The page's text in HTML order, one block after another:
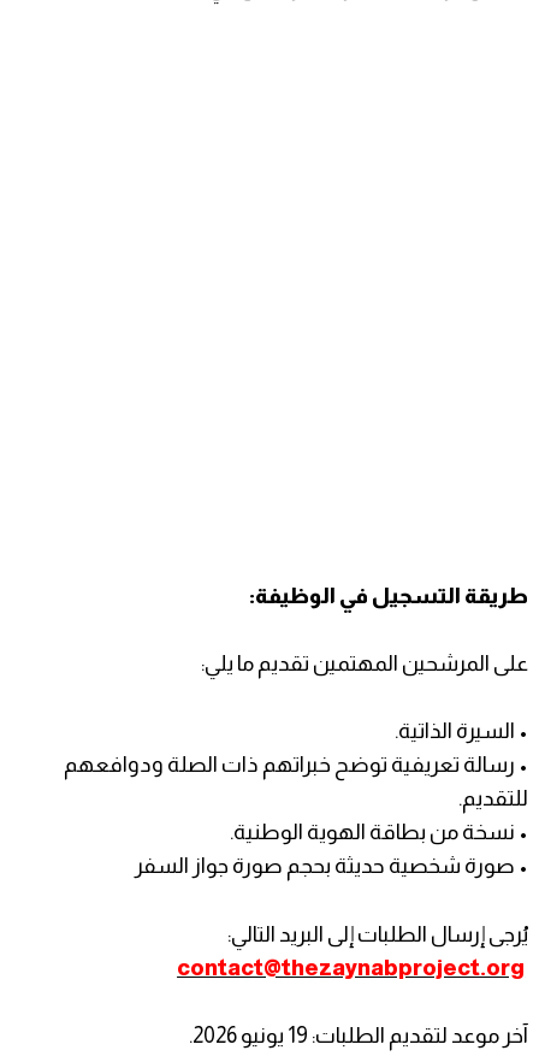
طريقة التسجيل في الوظيفة:
على المرشحين المهتمين تقديم ما يلي:
• السيرة الذاتية.
• رسالة تعريفية توضح خبراتهم ذات الصلة ودوافعهم
للتقديم.
• نسخة من بطاقة الهوية الوطنية.
• صورة شخصية حديثة بحجم صورة جواز السفر
يُرجى إرسال الطلبات إلى البريد التالي:
contact@thezaynabproject.org
آخر موعد لتقديم الطلبات: 19 يونيو 2026.